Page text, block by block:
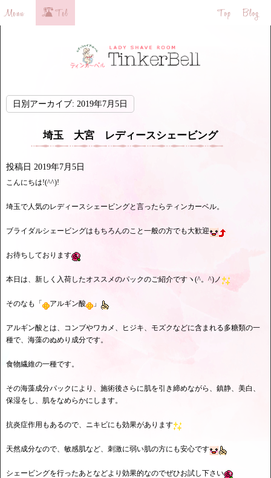
日別アーカイブ: 2019年7月5日
埼玉 大宮 レディースシェービング
投稿日 2019年7月5日
こんにちは!(^^)!
埼玉で人気のレディースシェービングと言ったらティンカーベル。
ブライダルシェービングはもちろんのこと一般の方でも大歓迎
お待ちしております
本日は、新しく入荷したオススメのパックのご紹介ですヽ(^。^)ノ
そのなも「 アルギン酸 」
アルギン酸とは、コンブやワカメ、ヒジキ、モズクなどに含まれる多糖類の一
種で、海藻のぬめり成分です。
食物繊維の一種です。
その海藻成分パックにより、施術後さらに肌を引き締めながら、鎮静、美白、
保湿をし、肌をなめらかにします。
抗炎症作用もあるので、ニキビにも効果があります
天然成分なので、敏感肌など、刺激に弱い肌の方にも安心です
シェービングを行ったあとなどより効果的なのでぜひお試し下さい